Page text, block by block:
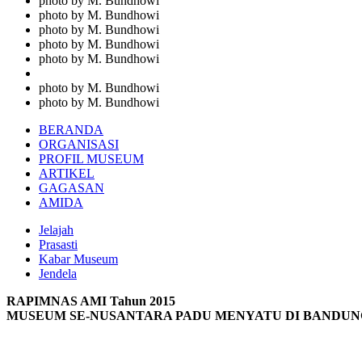
photo by M. Bundhowi
photo by M. Bundhowi
photo by M. Bundhowi
photo by M. Bundhowi
photo by M. Bundhowi
photo by M. Bundhowi
BERANDA
ORGANISASI
PROFIL MUSEUM
ARTIKEL
GAGASAN
AMIDA
Jelajah
Prasasti
Kabar Museum
Jendela
RAPIMNAS AMI Tahun 2015
MUSEUM SE-NUSANTARA PADU MENYATU DI